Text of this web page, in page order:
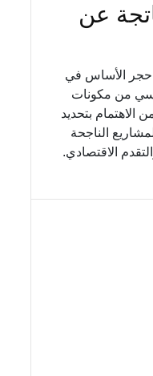
عن
حجر الأساس في
من مكونات
الاهتمام بتحديد
الناجحة
الاقتصادي.